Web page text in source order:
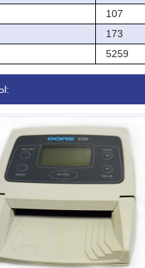
107
173
5259